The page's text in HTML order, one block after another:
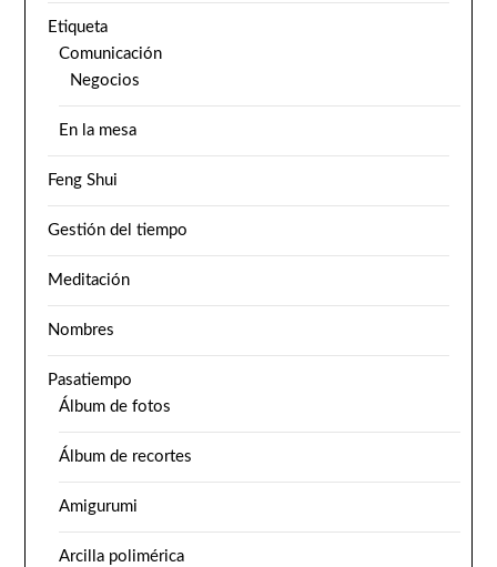
Etiqueta
Comunicación
Negocios
En la mesa
Feng Shui
Gestión del tiempo
Meditación
Nombres
Pasatiempo
Álbum de fotos
Álbum de recortes
Amigurumi
Arcilla polimérica